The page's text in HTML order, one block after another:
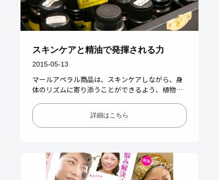
スキンケアと精油で発揮される力
2015-05-13
マールアペラル商品は、スキンケアしながら、身
体のリズムに寄り添うことができるよう、植物と
す。日々のスキンケアで、精油…
詳細はこちら